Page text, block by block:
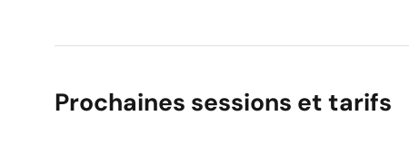
Prochaines sessions et tarifs
Votre message